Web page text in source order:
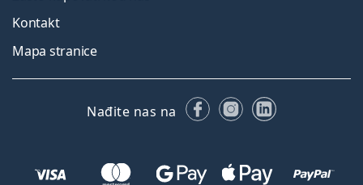
Kontakt
Mapa stranice
Nađite nas na FacebookuInstagramu
LinkedIn